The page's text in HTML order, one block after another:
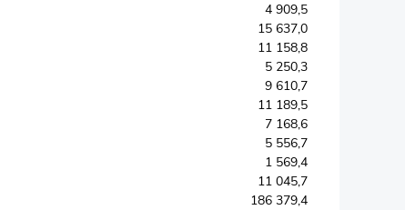
4 909,5
15 637,0
11 158,8
5 250,3
9 610,7
11 189,5
7 168,6
5 556,7
1 569,4
11 045,7
186 379,4